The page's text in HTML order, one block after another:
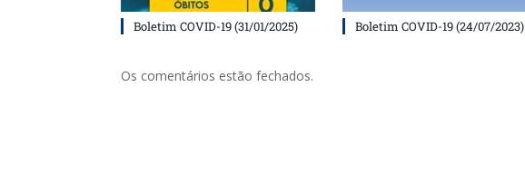
Boletim COVID-19 (31/01/2025) Boletim COVID-19 (24/07/2023)
Os comentários estão fechados.